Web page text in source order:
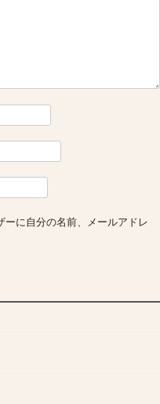
ーに自分の名前、メールアドレ